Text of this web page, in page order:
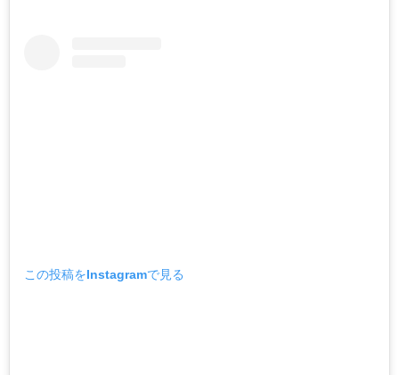
この投稿をInstagramで見る